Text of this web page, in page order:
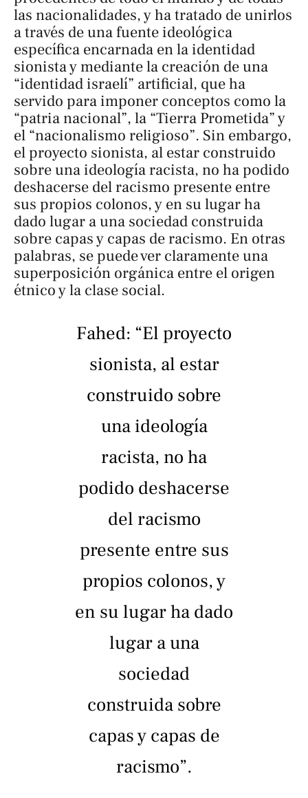
las nacionalidades, y ha tratado de unirlos
a través de una fuente ideológica
específica encarnada en la identidad
sionista y mediante la creación de una
“identidad israelí” artificial, que ha
servido para imponer conceptos como la
“patria nacional”, la “Tierra Prometida” y
el “nacionalismo religioso”. Sin embargo,
el proyecto sionista, al estar construido
sobre una ideología racista, no ha podido
deshacerse del racismo presente entre
sus propios colonos, y en su lugar ha
dado lugar a una sociedad construida
sobre capas y capas de racismo. En otras
palabras, se puede ver claramente una
superposición orgánica entre el origen
étnico y la clase social.
Fahed: “El proyecto
sionista, al estar
construido sobre
una ideología
racista, no ha
podido deshacerse
del racismo
presente entre sus
propios colonos, y
en su lugar ha dado
lugar a una
sociedad
construida sobre
capas y capas de
racismo”.